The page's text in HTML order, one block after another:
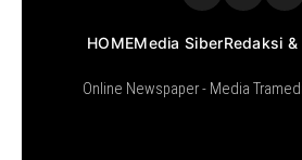
HOMEMedia SiberRedaksi
Online Newspaper - Media